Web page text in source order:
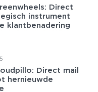
Direct
instrument
klantbenadering
Direct mail
hernieuwde